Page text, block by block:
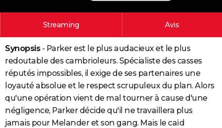
PHOTO
BONS PLANS
CARTE DE VOEUX
Carte de Noël
Carte Bonne année
Carte Saint-Valentin
Carte Pâques
Carte d'anniversaire
DICTIONNAIRE
Dictionnaire
Biographies
Citations
Expressions
Proverbes
PROGRAMME TV
Streaming Avis
Synopsis- Parker est le plus audacieux et le plus
redoutable des cambrioleurs. Spécialiste des casses
réputés impossibles, il exige de ses partenaires une
loyauté absolue et le respect scrupuleux du plan. Alors
qu'une opération vient de mal tourner à cause d'une
négligence, Parker décide qu'il ne travaillera plus
jamais pour Melander et son gang. Mais le caïd